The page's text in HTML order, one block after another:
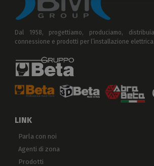
Dal 1958, progettiamo, produciamo,
connessione e prodotti per l’installazione elettrica.
LINK
Parla con noi
Agenti di zona
Prodotti